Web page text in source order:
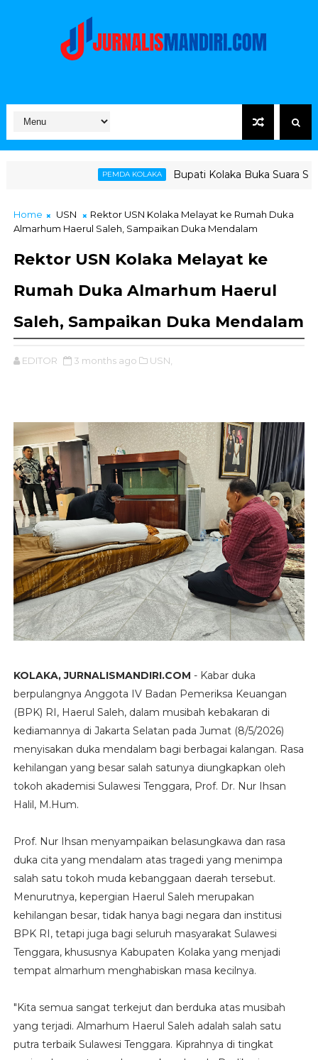
Bupati Kolaka Buka Suara Soal Ketegangan
Home USN
Rektor USN Kolaka Melayat ke Rumah Duka
Almarhum Haerul Saleh, Sampaikan Duka Mendalam
Rektor USN Kolaka Melayat ke
Rumah Duka Almarhum Haerul
Saleh, Sampaikan Duka Mendalam
EDITOR 3 months ago USN,
KOLAKA, JURNALISMANDIRI.COM - Kabar duka
berpulangnya Anggota IV Badan Pemeriksa Keuangan
(BPK) RI, Haerul Saleh, dalam musibah kebakaran di
kediamannya di Jakarta Selatan pada Jumat (8/5/2026)
menyisakan duka mendalam bagi berbagai kalangan. Rasa
kehilangan yang besar salah satunya diungkapkan oleh
tokoh akademisi Sulawesi Tenggara, Prof. Dr. Nur Ihsan
Halil, M.Hum.
Prof. Nur Ihsan menyampaikan belasungkawa dan rasa
duka cita yang mendalam atas tragedi yang menimpa
salah satu tokoh muda kebanggaan daerah tersebut.
Menurutnya, kepergian Haerul Saleh merupakan
kehilangan besar, tidak hanya bagi negara dan institusi
BPK RI, tetapi juga bagi seluruh masyarakat Sulawesi
Tenggara, khususnya Kabupaten Kolaka yang menjadi
tempat almarhum menghabiskan masa kecilnya.
"Kita semua sangat terkejut dan berduka atas musibah
yang terjadi. Almarhum Haerul Saleh adalah salah satu
putra terbaik Sulawesi Tenggara. Kiprahnya di tingkat